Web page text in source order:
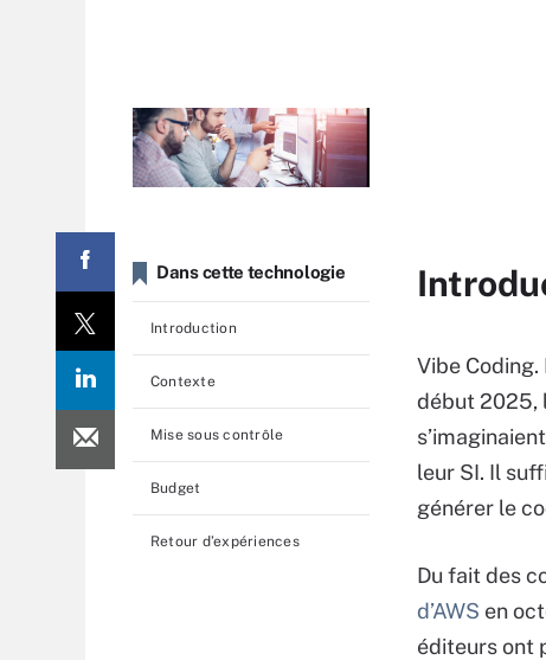
Dans cette technologie
Introduction
Contexte
Mise sous contrôle
Budget
Retour d’expériences
Vibe Coding.
début 2025,
leur SI. Il
générer le
Du fait des
d’AWS en
éditeurs ont